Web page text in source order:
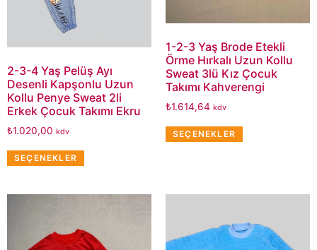
2-3-4 Yaş Pelüş Ayı
Desenli Kapşonlu Uzun
Kollu Penye Sweat 2li
Erkek Çocuk Takımı Ekru
₺1.020,00 kdv
SEÇENEKLER
1-2-3 Yaş Brode Etekli
Örme Hırkalı Uzun Kollu
Sweat 3lü Kız Çocuk
Takımı Kahverengi
₺1.614,64 kdv
SEÇENEKLER